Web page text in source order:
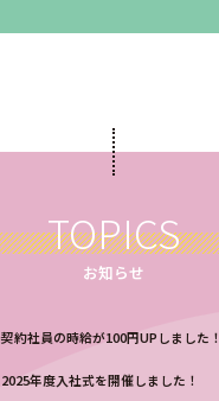
TOPICS
お知らせ
契約社員の時給が100円UPしました！
2025年度入社式を開催しました！